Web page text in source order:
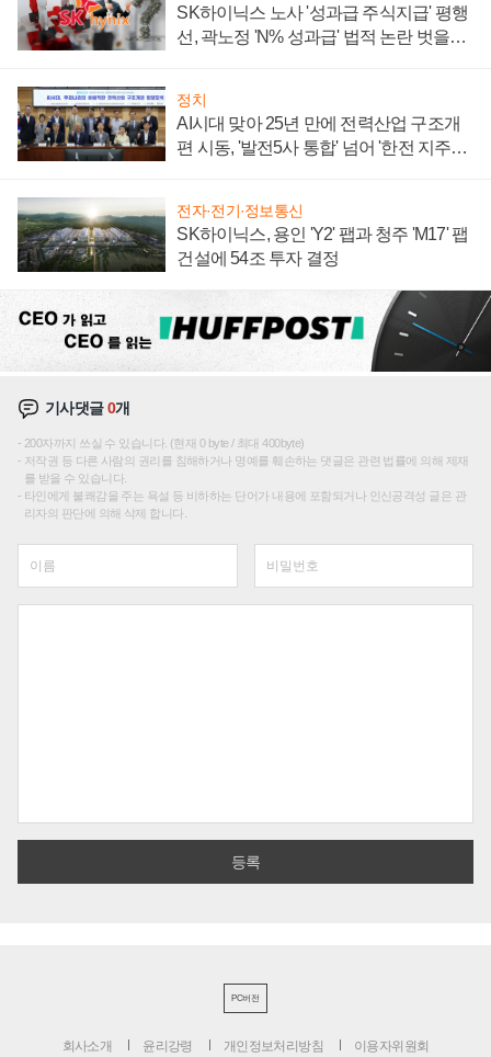
SK하이닉스 노사 '성과급 주식지급' 평행
선, 곽노정 'N% 성과급' 법적 논란 벗을지
정치
AI시대 맞아 25년 만에 전력산업 구조개
편 시동, '발전5사 통합' 넘어 '한전 지주사'
전자·전기·정보통신
SK하이닉스, 용인 'Y2' 팹과 청주 'M17' 팹
건설에 54조 투자 결정
기사댓글0개
200자까지 쓰실 수 있습니다. (현재 0 byte / 최대 400byte)
저작권 등 다른 사람의 권리를 침해하거나 명예를 훼손하는 댓글은 관련 법률에 의해 제재
를 받을 수 있습니다.
타인에게 불쾌감을 주는 욕설 등 비하하는 단어가 내용에 포함되거나 인신공격성 글은 관
리자의 판단에 의해 삭제 합니다.
PC버전
회사소개 윤리강령 개인정보처리방침 이용자위원회